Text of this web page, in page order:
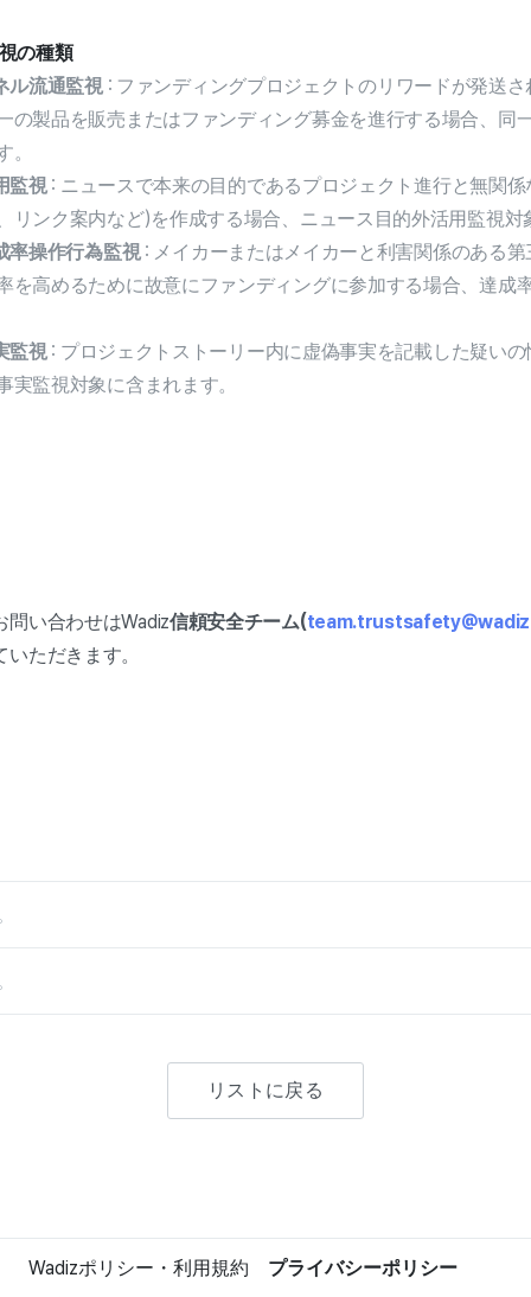
の種類
ル流通監視: ファンディングプロジェクトのリワードが発送
の製品を販売またはファンディング募金を進行する場合、同
監視: ニュースで本来の目的であるプロジェクト進行と無関
リンク案内など)を作成する場合、ニュース目的外活用監視対
率操作行為監視 : メイカーまたはメイカーと利害関係のある
を高めるために故意にファンディングに参加する場合、達成
監視: プロジェクトストーリー内に虚偽事実を記載した疑い
実監視対象に含まれます。
い合わせはWadiz信頼安全チーム(
ただきます。
リストに戻る
Wadizポリシー・利用規約
プライバシーポリシー